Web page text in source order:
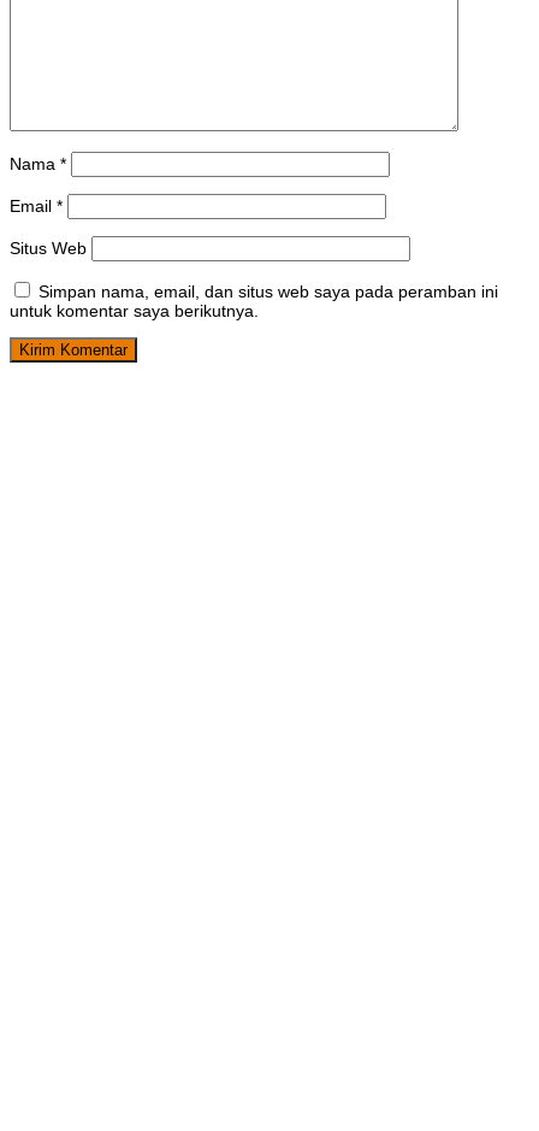
Nama *
Email *
Situs Web
Simpan nama, email, dan situs web saya pada peramban ini
untuk komentar saya berikutnya.